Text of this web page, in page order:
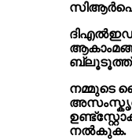
ദി
ആകാം
ബ്ലൂടൂത്ത്
നമ്മുടെ
ഉണ്ട്
നൽകുക.